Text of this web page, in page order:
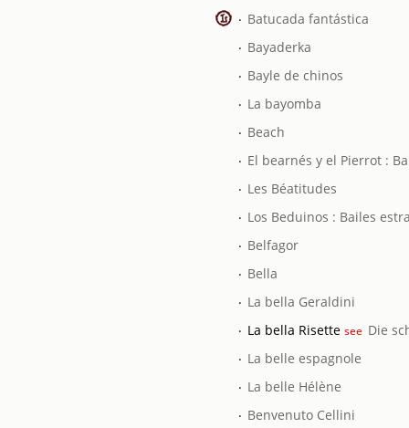
. Batucada fantástica
. Bayaderka
. Bayle de chinos
. La bayomba
. Beach
. El bearnés y el Pierrot :
. Les Béatitudes
. Los Beduinos : Bailes
. Belfagor
. Bella
. La bella Geraldini
. La bella Risettesee Die
. La belle espagnole
. La belle Hélène
. Benvenuto Cellini